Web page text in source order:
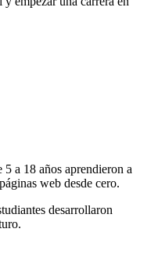
a 18 años aprendieron a
web desde cero.
desarrollaron